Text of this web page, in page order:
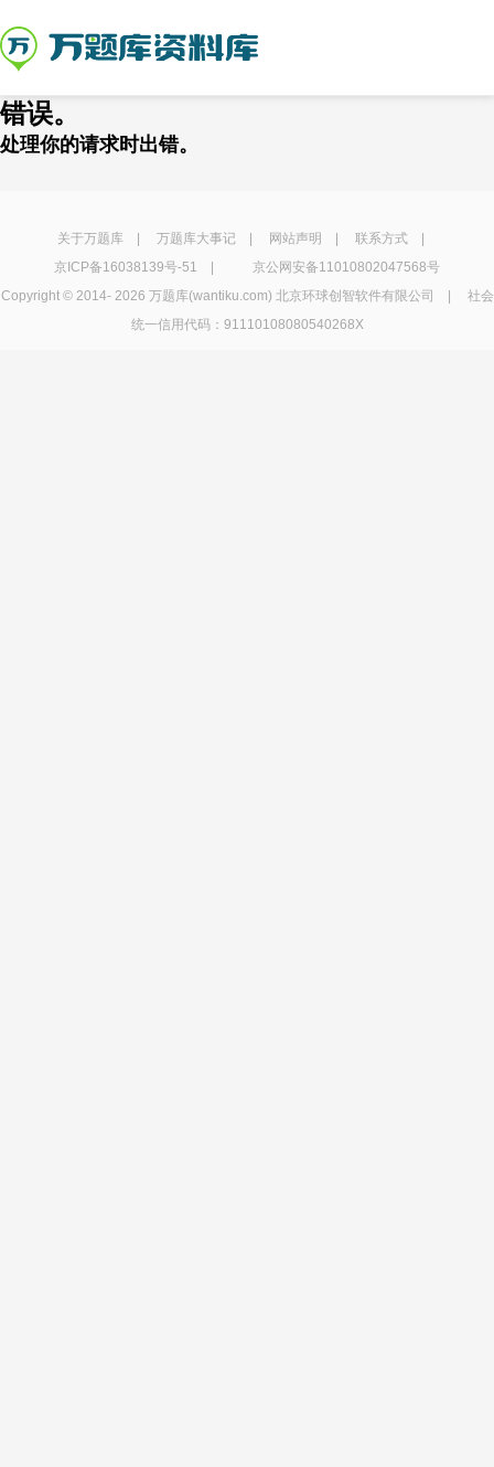
错误。
处理你的请求时出错。
关于万题库| 万题库大事记| 网站声明 联系方式|
京ICP备16038139号-51
京公网安备11010802047568号
Copyright © 2014- 2026 万题库(wantiku.com) 北京环球创智软件有限公司 | 社会
统一信用代码：91110108080540268X